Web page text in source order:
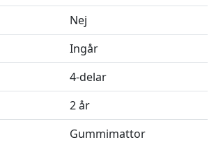
Nej
Ingår
4-delar
2 år
Gummimattor